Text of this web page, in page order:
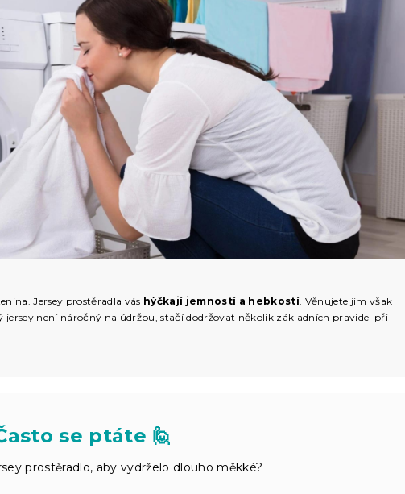
Jersey prostěradla vás hýčkají jemností a hebkostí. Věnujete jim však
jersey není náročný na údržbu, stačí dodržovat několik základních pravidel při
se ptáte 🙋
prostěradlo, aby vydrželo dlouho měkké?